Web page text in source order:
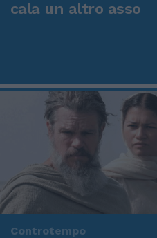
cala un altro asso
Controtempo